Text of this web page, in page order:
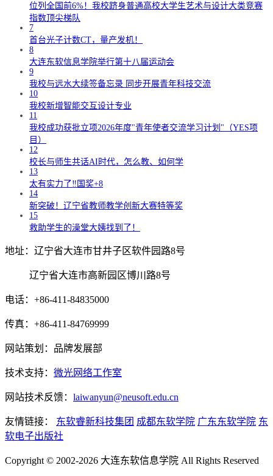
位列全国前6%！我校跻身普通高校大学生艺术与设计大类竞赛
指数顶尖梯队
7
首台光子计数CT，量产发机！
8
大连东软信息学院举行第十八届运动会
9
我校与远水大续签备忘录 同步开展青年科技交流
10
我校新增智能交互设计专业
11
我校成功获批立项2026年度"青年使者交流学习计划"（YES项
目）
12
校长与师生共话AI时代，怎么教、如何学
13
太有实力了‼️国奖+8
14
新突破！辽宁省教师教学创新大赛特等奖
15
救助学生的澡堂大姨找到了！
地址：辽宁省大连市甘井子区软件园路8号
辽宁省大连市高新园区博川路8号
电话：+86-411-84835000
传真：+86-411-84769999
网站策划：品牌发展部
技术支持： 微光网络工作室
网站技术反馈： laiwanyun@neusoft.edu.cn
友情链接： 东软睿新科技集团 成都东软学院 广东东软学院 东
软电子出版社
Copyright © 2002-2026 大连东软信息学院 All Rights Reserved